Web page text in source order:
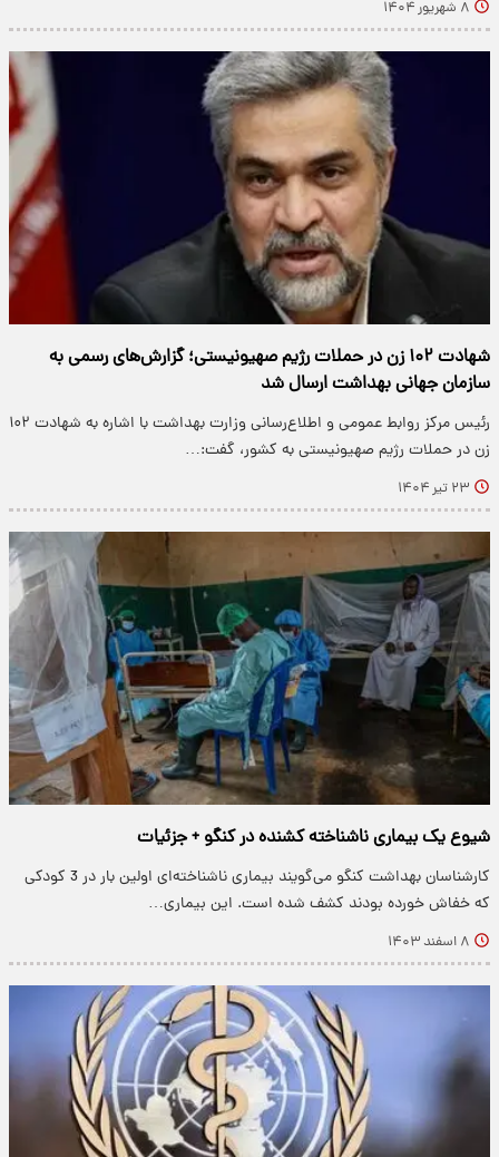
۸ شهریور ۱۴۰۴
شهادت ۱۰۲ زن در حملات رژیم صهیونیستی؛ گزارش‌های رسمی به
سازمان جهانی بهداشت ارسال شد
رئیس مرکز روابط عمومی و اطلاع‌رسانی وزارت بهداشت با اشاره به شهادت ۱۰۲
زن در حملات رژیم صهیونیستی به کشور، گفت:…
۲۳ تیر ۱۴۰۴
شیوع یک بیماری ناشناخته کشنده در کنگو + جزئیات
کارشناسان بهداشت کنگو می‌گویند بیماری ناشناخته‌ای اولین‌ بار در 3 کودکی
که خفاش خورده بودند کشف شده است. این بیماری…
۸ اسفند ۱۴۰۳